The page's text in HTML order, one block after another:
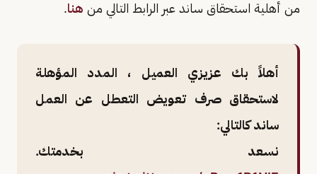
من أهلية استحقاق ساند عبر الرابط التالي من هنا.
أهلاً بك عزيزي العميل ، المدد المؤهلة
لاستحقاق صرف تعويض التعطل عن العمل
ساند كالتالي:
نسعد بخدمتك.